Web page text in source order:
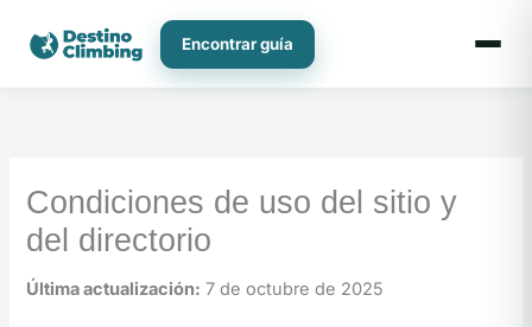
contenido
Encontrar guía
Condiciones de uso del sitio y
del directorio
Última actualización: 7 de octubre de 2025